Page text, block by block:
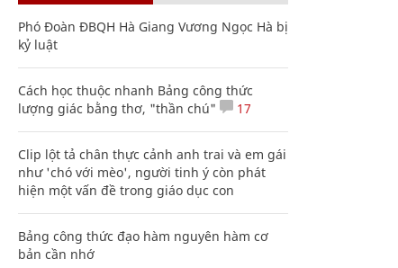
Phó Đoàn ĐBQH Hà Giang Vương Ngọc Hà bị
kỷ luật
Cách học thuộc nhanh Bảng công thức
lượng giác bằng thơ, "thần chú"
17
Clip lột tả chân thực cảnh anh trai và em gái
như 'chó với mèo', người tinh ý còn phát
hiện một vấn đề trong giáo dục con
Bảng công thức đạo hàm nguyên hàm cơ
bản cần nhớ